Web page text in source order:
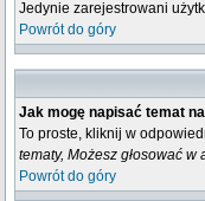
Jedynie zarejestrowani
Powrót do góry
Jak mogę napisać temat
To proste, kliknij w
tematy, Możesz głosować w
Powrót do góry